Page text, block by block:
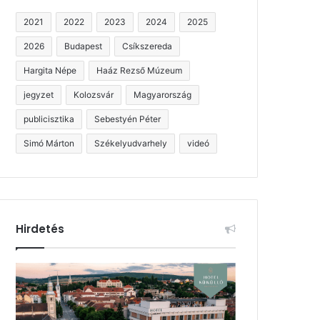
2021 2022 2023 2024 2025
2026 Budapest Csíkszereda
Hargita Népe Haáz Rezső Múzeum
jegyzet Kolozsvár Magyarország
publicisztika Sebestyén Péter
Simó Márton Székelyudvarhely videó
Hirdetés